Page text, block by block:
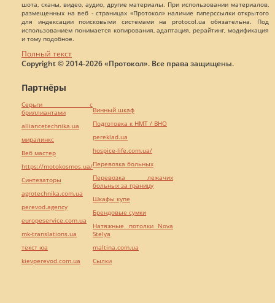
шота, сканы, видео, аудио, другие материалы. При использовании материалов,
размещенных на веб - страницах «Протокол» наличие гиперссылки открытого
для индексации поисковыми системами на protocol.ua обязательна. Под
использованием понимается копирования, адаптация, рерайтинг, модификация
и тому подобное.
Полный текст
Copyright © 2014-2026 «Протокол». Все права защищены.
Партнёры
Серьги с
бриллиантами
alliancetechnika.ua
миралинкс
Веб мастер
https://motokosmos.ua/
Синтезаторы
agrotechnika.com.ua
perevod.agency
europeservice.com.ua
mk-translations.ua
текст юа
kievperevod.com.ua
Винный шкаф
Подготовка к НМТ / ВНО
pereklad.ua
hospice-life.com.ua/
Перевозка больных
Перевозка лежачих
больных за границу
Шкафы купе
Брендовые сумки
Натяжные потолки Nova
Stelya
maltina.com.ua
Cылки